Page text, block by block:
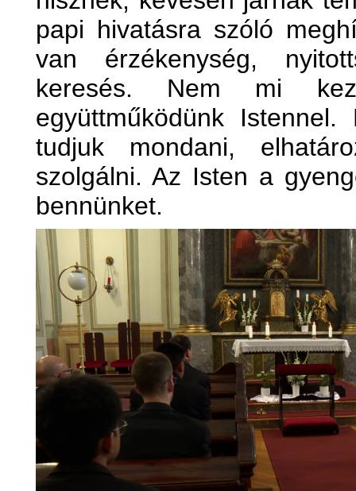
papi hivatásra szóló
van érzékenység,
keresés. Nem mi
együttműködünk
tudjuk mondani,
szolgálni. Az Isten a
bennünket.